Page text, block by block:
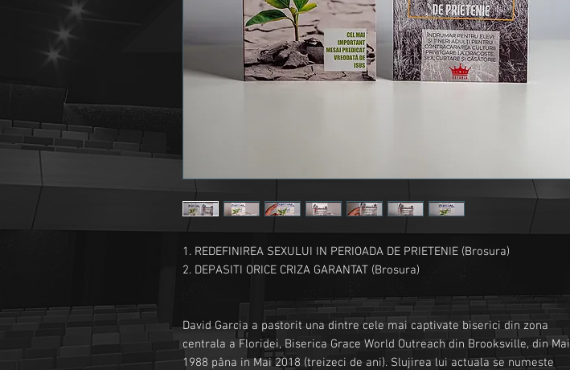
1. REDEFINIREA SEXULUI IN PERIOADA DE PRIETENIE (Brosura)
2. DEPASITI ORICE CRIZA GARANTAT (Brosura)
David Garcia a pastorit una dintre cele mai captivate biserici din zona
centrala a Floridei, Biserica Grace World Outreach din Brooksville, din Mai
1988 pâna in Mai 2018 (treizeci de ani). Slujirea lui actuala se numeste